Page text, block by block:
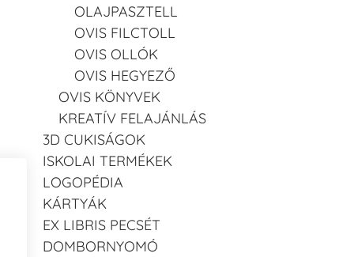
OLAJPASZTELL
OVIS FILCTOLL
OVIS OLLÓK
OVIS HEGYEZŐ
OVIS KÖNYVEK
KREATÍV FELAJÁNLÁS
3D CUKISÁGOK
ISKOLAI TERMÉKEK
LOGOPÉDIA
KÁRTYÁK
EX LIBRIS PECSÉT
DOMBORNYOMÓ